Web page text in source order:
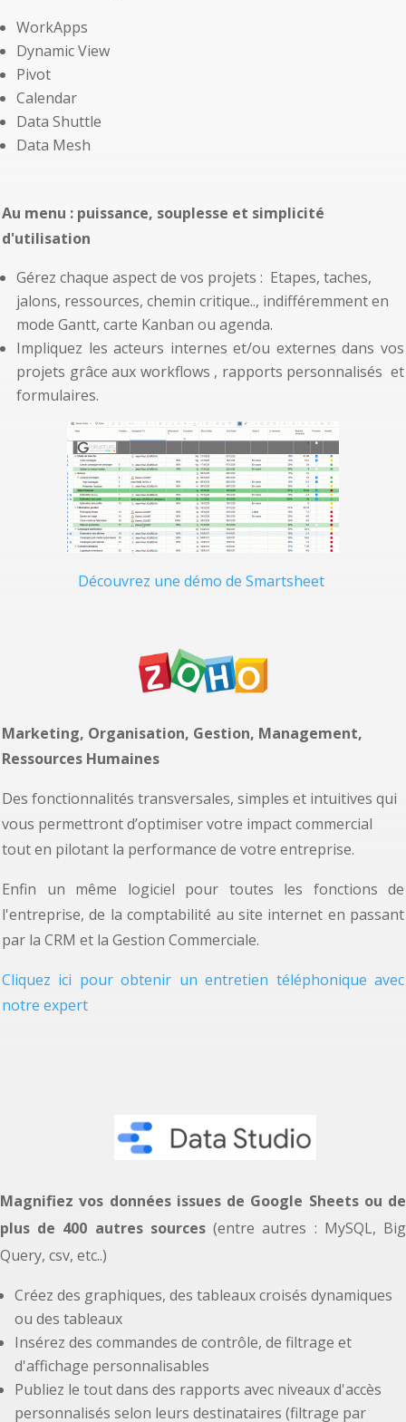
WorkApps
Dynamic View
Pivot
Calendar
Data Shuttle
Data Mesh
Au menu : puissance, souplesse et simplicité
d'utilisation
Gérez chaque aspect de vos projets : Etapes, taches,
jalons, ressources, chemin critique.., indifféremment en
mode Gantt, carte Kanban ou agenda.
Impliquez les acteurs internes et/ou externes dans vos
projets grâce aux workflows , rapports personnalisés et
formulaires.
Découvrez une démo de Smartsheet
Marketing, Organisation, Gestion, Management,
Ressources Humaines
Des fonctionnalités transversales, simples et intuitives qui
vous permettront d’optimiser votre impact commercial
tout en pilotant la performance de votre entreprise.
Enfin un même logiciel pour toutes les fonctions de
l'entreprise, de la comptabilité au site internet en passant
par la CRM et la Gestion Commerciale.
Cliquez ici pour obtenir un entretien téléphonique avec
notre expert
Magnifiez vos données issues de Google Sheets ou de
plus de 400 autres sources(entre autres : MySQL, Big
Query, csv, etc..)
Créez des graphiques, des tableaux croisés dynamiques
ou des tableaux
Insérez des commandes de contrôle, de filtrage et
d'affichage personnalisables
Publiez le tout dans des rapports avec niveaux d'accès
personnalisés selon leurs destinataires (filtrage par